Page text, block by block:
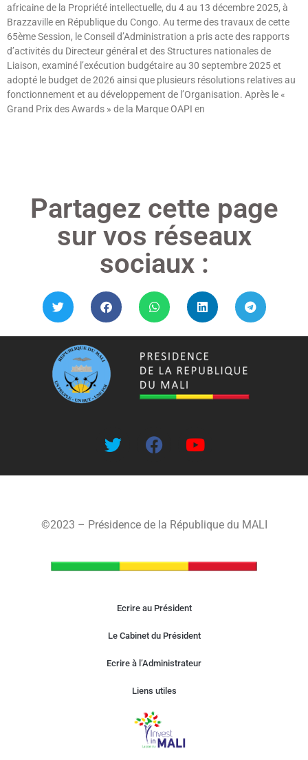
africaine de la Propriété intellectuelle, du 4 au 13 décembre 2025, à
Brazzaville en République du Congo. Au terme des travaux de cette
65ème Session, le Conseil d’Administration a pris acte des rapports
d’activités du Directeur général et des Structures nationales de
Liaison, examiné l’exécution budgétaire au 30 septembre 2025 et
adopté le budget de 2026 ainsi que plusieurs résolutions relatives au
fonctionnement et au développement de l’Organisation. Après le «
Grand Prix des Awards » de la Marque OAPI en
Partagez cette page
sur vos réseaux
sociaux :
©2023 – Présidence de la République du MALI
Ecrire au Président
Le Cabinet du Président
Ecrire à l’Administrateur
Liens utiles